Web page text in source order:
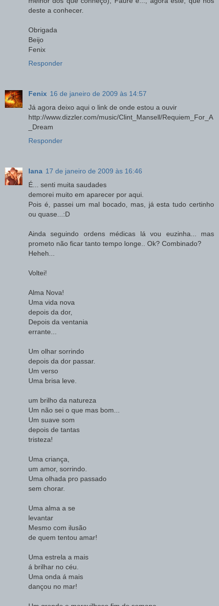
deste a conhecer.
Obrigada
Beijo
Fenix
Responder
Fenix 16 de janeiro de 2009 às 14:57
Já agora deixo aqui o link de onde estou a ouvir
http://www.dizzler.com/music/Clint_Mansell/Requiem_For_A
_Dream
Responder
Iana 17 de janeiro de 2009 às 16:46
É... senti muita saudades
demorei muito em aparecer por aqui.
Pois é, passei um mal bocado, mas, já esta tudo certinho
ou quase...:D
Ainda seguindo ordens médicas lá vou euzinha... mas
prometo não ficar tanto tempo longe.. Ok? Combinado?
Heheh...
Voltei!
Alma Nova!
Uma vida nova
depois da dor,
Depois da ventania
errante...
Um olhar sorrindo
depois da dor passar.
Um verso
Uma brisa leve.
um brilho da natureza
Um não sei o que mas bom...
Um suave som
depois de tantas
tristeza!
Uma criança,
um amor, sorrindo.
Uma olhada pro passado
sem chorar.
Uma alma a se
levantar
Mesmo com ilusão
de quem tentou amar!
Uma estrela a mais
á brilhar no céu.
Uma onda á mais
dançou no mar!